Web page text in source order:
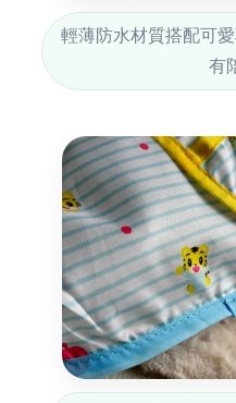
輕薄防水材質搭配可
有